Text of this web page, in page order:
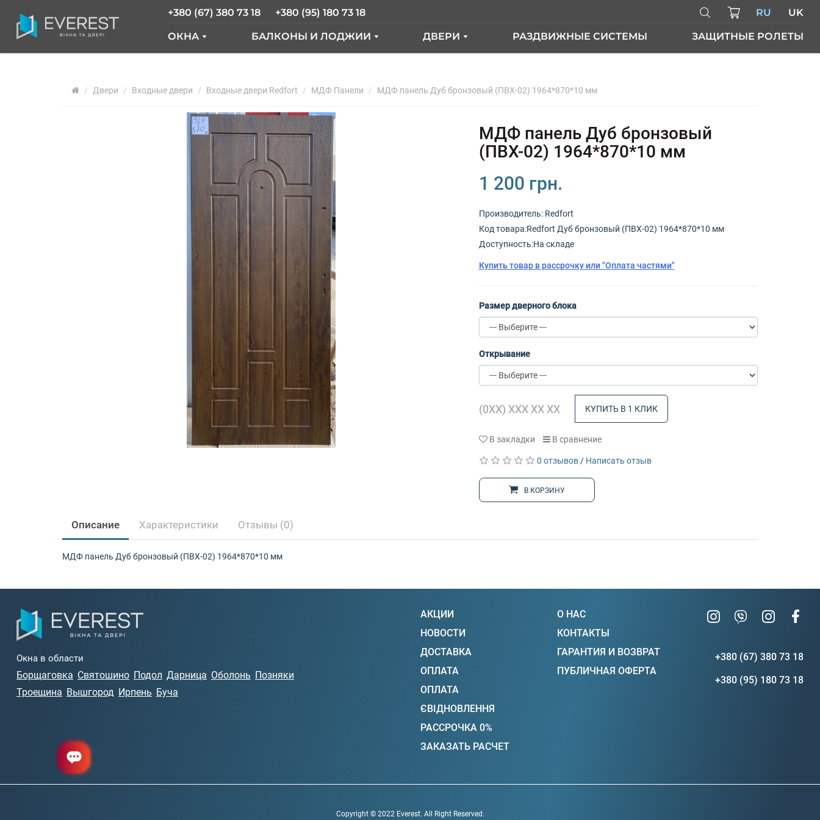
+380 (67) 380 73 18 +380 (95) 180 73 18 RU UK
ОКНА
ОКНА SALAMANDER
РАЗДВИЖНЫЕ ОКНА
ОКНА "ОКНА НОВЫЕ"
ОКНА WDS
ОКНА REHAU
АРОЧНЫЕ ОКНА
ПАНОРАМНЫЕ ОКНА
АЛЮМИНИЕВЫЕ ОКНА
БАЛКОНЫ И ЛОДЖИИ
БАЛКОН С ВЫНОСОМ
БАЛКОННЫЙ БЛОК
ОСТЕКЛЕНИЕ ЛОДЖИИ
ОТДЕЛКА БАЛКОНА
ФРАНЦУЗКИЙ БАЛКОН
ДВЕРИ
МЕЖКОМНАТНЫЕ ДВЕРИ
РАЗДВИЖНЫЕ СИСТЕМЫ ЗАЩИТНЫЕ РОЛЕТЫ
Двери Входные двери Входные двери Redfort МДФ Панели МДФ панель Дуб бронзовый (ПВХ-02) 1964*870*10 мм
МДФ панель Дуб бронзовый
(ПВХ-02) 1964*870*10 мм
1 200 грн.
Производитель: Redfort
Код товарa:Redfort Дуб бронзовый (ПВХ-02) 1964*870*10 мм
Доступность:На складе
Купить товар в рассрочку или "Оплата частями"
Размер дверного блока
Открывание
КУПИТЬ В 1 КЛИК
В закладки В сравнение
0 отзывов/ Написать отзыв
В КОРЗИНУ
Описание Характеристики Отзывы (0)
МДФ панель Дуб бронзовый (ПВХ-02) 1964*870*10 мм
Окна в области
Борщаговка Святошино Подол Дарница Оболонь Позняки
Троещина Вышгород Ирпень Буча
АКЦИИ
НОВОСТИ
ДОСТАВКА
ОПЛАТА
ОПЛАТА
ЄВІДНОВЛЕННЯ
РАССРОЧКА 0%
ЗАКАЗАТЬ РАСЧЕТ
О НАС
КОНТАКТЫ
ГАРАНТИЯ И ВОЗВРАТ
ПУБЛИЧНАЯ ОФЕРТА
+380 (67) 380 73 18
+380 (95) 180 73 18
Copyright © 2022 Everest. All Right Reserved.